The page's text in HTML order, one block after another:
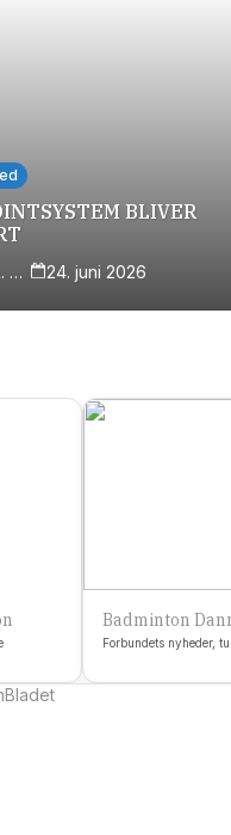
BLIVER
Kim R. Simonsen 24. juni 2026
Badminton
Forbundets nyheder,